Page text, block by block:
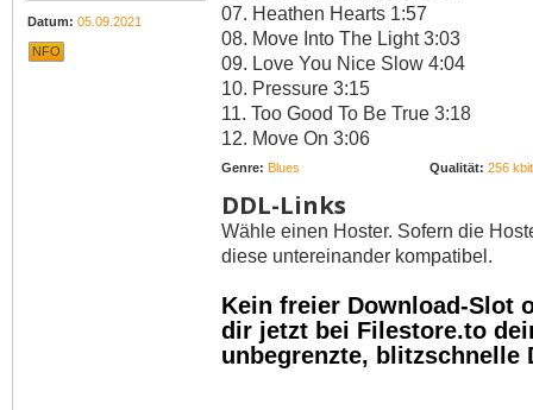
Datum: 05.09.2021
NFO
07. Heathen Hearts 1:57
08. Move Into The Light 3:03
09. Love You Nice Slow 4:04
10. Pressure 3:15
11. Too Good To Be True 3:18
12. Move On 3:06
Genre: Blues Qualität: 256
DDL-Links
Wähle einen Hoster. Sofern die
diese untereinander kompatibel.
Kein freier Download-Slot
dir jetzt bei Filestore.to
unbegrenzte, blitzschnelle